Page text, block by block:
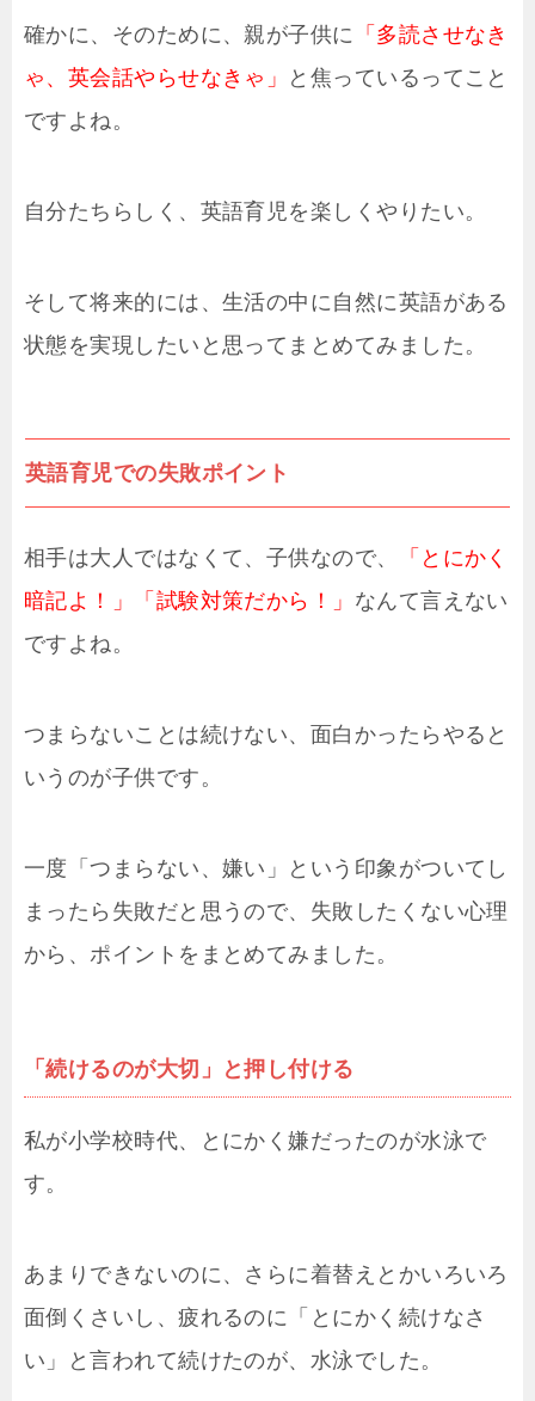
確かに、そのために、親が子供に 「多読させなき
ゃ、英会話やらせなきゃ」
と焦っているってこと
ですよね。
自分たちらしく、英語育児を楽しくやりたい。
そして将来的には、生活の中に自然に英語がある
状態を実現したいと思ってまとめてみました。
英語育児での失敗ポイント
相手は大人ではなくて、子供なので、
「とにかく
暗記よ！」「試験対策だから！」 なんて言えない
ですよね。
つまらないことは続けない、面白かったらやると
いうのが子供です。
一度「つまらない、嫌い」という印象がついてし
まったら失敗だと思うので、失敗したくない心理
から、ポイントをまとめてみました。
「続けるのが大切」と押し付ける
私が小学校時代、とにかく嫌だったのが水泳で
す。
あまりできないのに、さらに着替えとかいろいろ
面倒くさいし、疲れるのに「とにかく続けなさ
い」と言われて続けたのが、水泳でした。